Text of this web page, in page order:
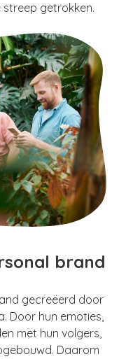
getrokken.
brand
gecreëerd door
Door hun emoties,
met hun volgers,
Daarom